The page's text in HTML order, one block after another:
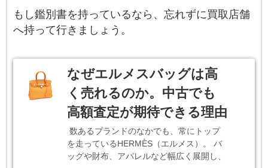
もし鑑別書を持っているなら、忘れずに買取店舗
へ持って行きましょう。
なぜエルメスバッグは高
く売れるのか。中古でも
高額査定が期待できる理由
数あるブランドのなかでも、常にトップ
を走っているHERMÈS（エルメス）。 バ
ッグや財布、アパレルなど幅広く展開し、